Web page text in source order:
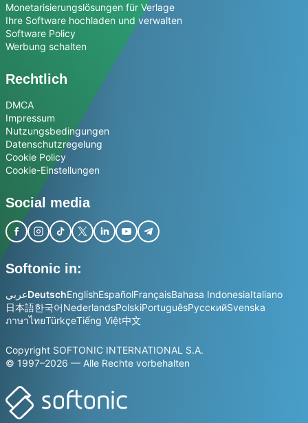
Monetarisierungslösungen für Verlage
Ihre Software hochladen und verwalten
Software Policy
Werbung schalten
Rechtlich
DMCA
Impressum
Nutzungsbedingungen
Datenschutzregelung
Cookie Policy
Cookie-Einstellungen
Social media
Softonic in:
عربيDeutschEnglishEspañolFrançaisBahasa IndonesiaItaliano
日本語한국어NederlandsPolskiPortuguêsРусскийSvenska
ภาษาไทยTürkçeTiếng Việt中文
Copyright SOFTONIC INTERNATIONAL S.A.
© 1997–2026 — Alle Rechte vorbehalten